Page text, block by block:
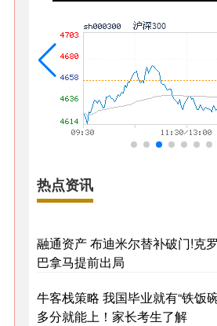
热点资讯
融通资产 布迪米尔替补破门!克
巴拿马提前出局
牛客栈策略 我国毕业就有“铁饭
多分就能上！家长考生了解